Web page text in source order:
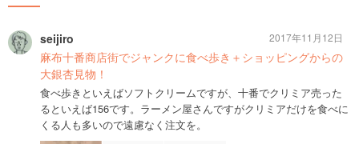
seijiro
麻布十番商店街でジャンクに食べ歩き＋ショッピングからの
大銀杏見物！
食べ歩きといえばソフトクリームですが、十番でクリミア売った
るといえば156です。ラーメン屋さんですがクリミアだけを食べに
くる人も多いので遠慮なく注文を。
2017年11月12日